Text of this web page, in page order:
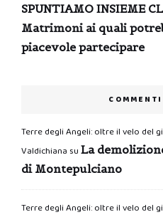
SPUNTIAMO INSIEME
Matrimoni ai quali
piacevole partecipare
Terre degli Angeli: oltre il velo del
Valdichiana su La
di Montepulciano
Terre degli Angeli: oltre il velo del